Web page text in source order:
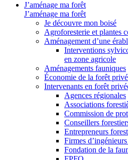
J’aménage ma forêt
J’aménage ma forêt
Je découvre mon boisé
Agroforesterie et plantes
Aménagement d’une
Interventions
en zone agricole
Aménagements fauniques
Économie de la forêt
Intervenants en forêt
Agences régionales
Associations
Commission de
Conseillers
Entrepreneurs
Firmes
Fondation de la